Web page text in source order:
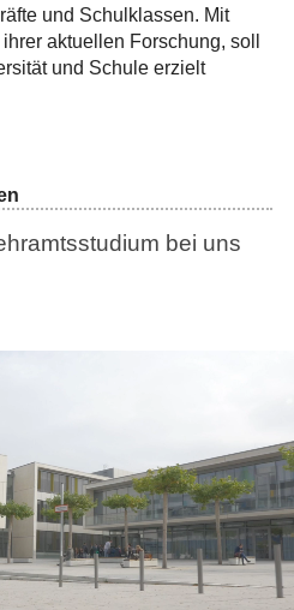
und Schulklassen. Mit
aktuellen Forschung, soll
und Schule erzielt
bei uns